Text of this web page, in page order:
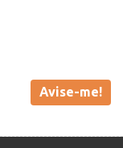
Avise-me!